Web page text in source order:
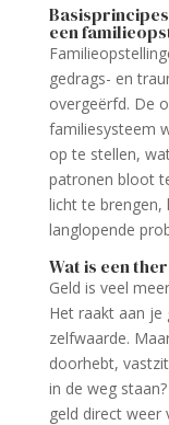
een
gedrags- en
overgeërfd. De
familiesysteem
op te stellen,
patronen bloot
licht te brengen,
langlopende
Wat is een
Geld is veel
Het raakt aan je
zelfwaarde.
doorhebt,
in de weg
geld direct